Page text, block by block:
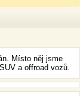
Místo něj jsme
a offroad vozů.